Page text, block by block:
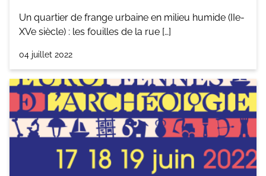
Études archéozoologiques
Un quartier de frange urbaine en milieu humide (IIe-
XVe siècle) : les fouilles de la rue […]
04 juillet 2022